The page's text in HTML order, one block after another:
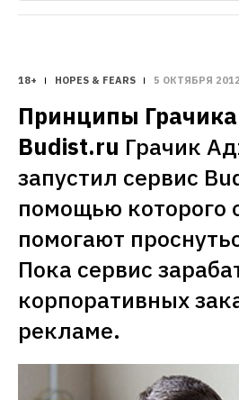
18+ HOPES & FEARS 5 ОКТЯБРЯ 2012
Принципы
Budist.ru Грачик
запустил сервис
помощью которого
помогают
Пока сервис
корпоративных
рекламе.